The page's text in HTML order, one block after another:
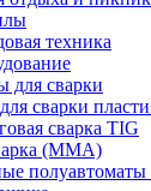
техника
для сварки
сварки
сварка TIG
(ММА)